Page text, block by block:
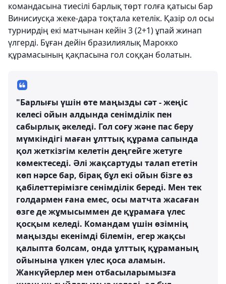
командасына тиесілі барлық төрт голға қатысы бар
Винисиусқа жеке-дара тоқтала кетелік. Қазір ол осы
турнирдің екі матчынан кейін 3 (2+1) ұпай жинап
үлгерді. Бұған дейін бразилиялық Марокко
құрамасының қақпасына гол соққан болатын.
"Барлығы үшін өте маңызды сәт - жеңіс
келесі ойын алдында сенімділік пен
сабырлық әкеледі. Гол соғу және пас беру
мүмкіндігі маған ұлттық құрама сапында
қол жеткізгім келетін деңгейге жетуге
көмектеседі. Әлі жақсартуды талап ететін
көп нәрсе бар, бірақ бұл екі ойын бізге өз
қабілеттерімізге сенімділік береді. Мен тек
голдармен ғана емес, осы матчта жасаған
өзге де жұмысыммен де құрамаға үлес
қосқым келеді. Командам үшін өзімнің
маңызды екенімді білемін, егер жақсы
қалыпта болсам, онда ұлттық құраманың
ойынына үлкен үлес қоса аламын.
Жанкүйерлер мен отбасыларымызға